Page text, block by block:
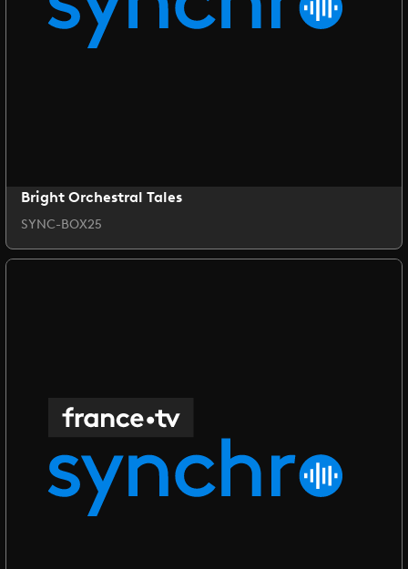
Bright Orchestral Tales
SYNC-BOX25